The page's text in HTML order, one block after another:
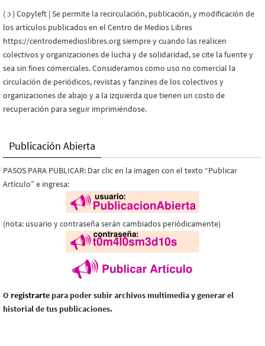
( ɔ ) Copyleft | Se permite la recirculación, publicación, y modificación de
los artículos publicados en el Centro de Medios Libres
https://centrodemedioslibres.org siempre y cuando las realicen
colectivos y organizaciones de lucha y de solidaridad, se cite la fuente y
sea sin fines comerciales. Consideramos como uso no comercial la
circulación de periódicos, revistas y fanzines de los colectivos y
organizaciones de abajo y a la izquierda que tienen un costo de
recuperación para seguir imprimiéndose.
Publicación Abierta
PASOS PARA PUBLICAR: Dar clic en la imagen con el texto “Publicar
Artículo” e ingresa:
(nota: usuario y contraseña serán cambiados periódicamente)
O registrarte para poder subir archivos multimedia y generar el
historial de tus publicaciones.